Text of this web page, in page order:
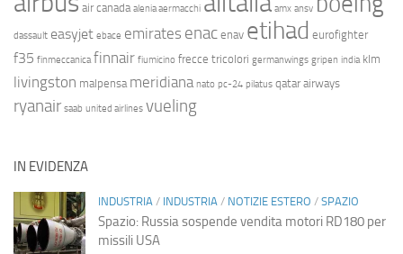
air canada alenia aermacchi amx ansv
dassault easyjet ebace emirates enac enav etihad eurofighter
f35 finmeccanica finnair fiumicino frecce tricolori germanwings gripen india klm
livingston malpensa meridiana nato pc-24 pilatus qatar airways
ryanair saab united airlines vueling
IN EVIDENZA
INDUSTRIA / INDUSTRIA / NOTIZIE ESTERO / SPAZIO
Spazio: Russia sospende vendita motori RD180 per
missili USA